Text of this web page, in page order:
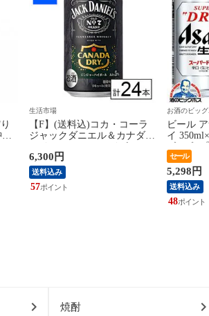
縄
生活市場
【F】(送料込)コカ・コーラ
ジャックダニエル＆カナダド
350ml×24本《沖縄・離島配
送不可》
6,300円
送料込み
57
お酒のビッグ
ビール
イ
送料無料
セール
5,298円
送料込み
48
焼酎